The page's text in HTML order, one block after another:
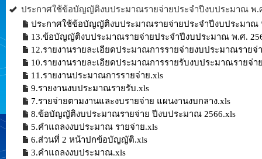
ประกาศใช้ข้อบัญญัติงบประมาณรายจ่ายประจำปีงบประมาณ พ.
ประกาศใช้ข้อบัญญัติงบประมาณรายจ่ายประจำปีงบประมาณ
13.ข้อบัญญัติงบประมาณรายจ่ายประจำปีงบประมาณ พ.ศ.
12.รายงานรายละเอียดประมาณการรายจ่ายงบประมาณรายจ่
10.รายงานรายละเอียดประมาณการรายรับงบประมาณรายจ่า
11.รายงานประมาณการรายจ่าย.xls
9.รายงานงบประมาณรายรับ.xls
7.รายจ่ายตามงานและงบรายจ่าย แผนงานงบกลาง.xls
8.ข้อบัญญัติงบประมาณรายจ่าย ปีงบประมาณ 2566.xls
5.คำแถลงงบประมาณ รายจ่าย.xls
6.ส่วนที่ 2 หน้าปกข้อบัญญัติ.xls
3.คำแถลงงบประมาณ.xls